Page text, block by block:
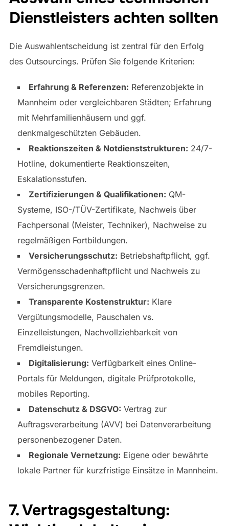
Dienstleisters achten sollten
Die Auswahlentscheidung ist zentral für den Erfolg
des Outsourcings. Prüfen Sie folgende Kriterien:
Erfahrung & Referenzen: Referenzobjekte in
Mannheim oder vergleichbaren Städten; Erfahrung
mit Mehrfamilienhäusern und ggf.
denkmalgeschützten Gebäuden.
Reaktionszeiten & Notdienststrukturen: 24/7-
Hotline, dokumentierte Reaktionszeiten,
Eskalationsstufen.
Zertifizierungen & Qualifikationen: QM-
Systeme, ISO-/TÜV-Zertifikate, Nachweis über
Fachpersonal (Meister, Techniker), Nachweise zu
regelmäßigen Fortbildungen.
Versicherungsschutz: Betriebshaftpflicht, ggf.
Vermögensschadenhaftpflicht und Nachweis zu
Versicherungsgrenzen.
Transparente Kostenstruktur: Klare
Vergütungsmodelle, Pauschalen vs.
Einzelleistungen, Nachvollziehbarkeit von
Fremdleistungen.
Digitalisierung: Verfügbarkeit eines Online-
Portals für Meldungen, digitale Prüfprotokolle,
mobiles Reporting.
Datenschutz & DSGVO: Vertrag zur
Auftragsverarbeitung (AVV) bei Datenverarbeitung
personenbezogener Daten.
Regionale Vernetzung: Eigene oder bewährte
lokale Partner für kurzfristige Einsätze in Mannheim.
7. Vertragsgestaltung: